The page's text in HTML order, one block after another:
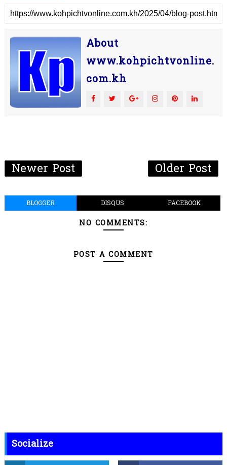
About
www.kohpichtvonline.
com.kh
Newer Post Older Post
BLOGGER DISQUS FACEBOOK
NO COMMENTS:
POST A COMMENT
Socialize